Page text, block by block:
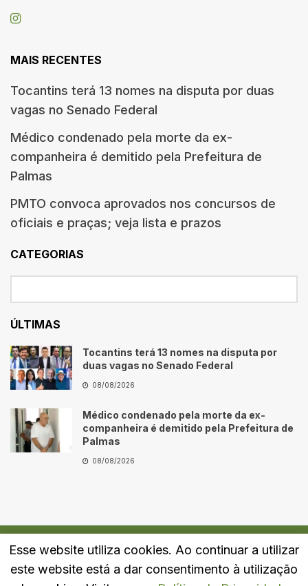
MAIS RECENTES
Tocantins terá 13 nomes na disputa por duas
vagas no Senado Federal
Médico condenado pela morte da ex-
companheira é demitido pela Prefeitura de
Palmas
PMTO convoca aprovados nos concursos de
oficiais e praças; veja lista e prazos
CATEGORIAS
ÚLTIMAS
Tocantins terá 13 nomes na disputa por
duas vagas no Senado Federal
08/08/2026
Médico condenado pela morte da ex-
companheira é demitido pela Prefeitura de
Palmas
08/08/2026
Quem Somos Fale Conosco Política de Privacidade
Esse website utiliza cookies. Ao continuar a utilizar
este website está a dar consentimento à utilização